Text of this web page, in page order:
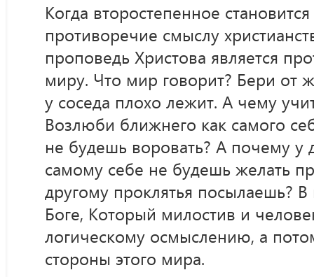
Когда второстепенное
противоречие смыслу
проповедь Христова является
миру. Что мир говорит? Бери от
у соседа плохо лежит. А чему
Возлюби ближнего как самого
не будешь воровать? А почему у
самому себе не будешь желать
другому проклятья посылаешь?
Боге, Который милостив и
логическому осмыслению, а
стороны этого мира.